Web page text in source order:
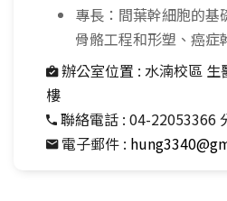
專長：間葉幹細胞的基
骨骼工程和形塑、癌症
辦公室位置 : 水湳校區 生
樓
聯絡電話 : 04-22053366
電子郵件 :